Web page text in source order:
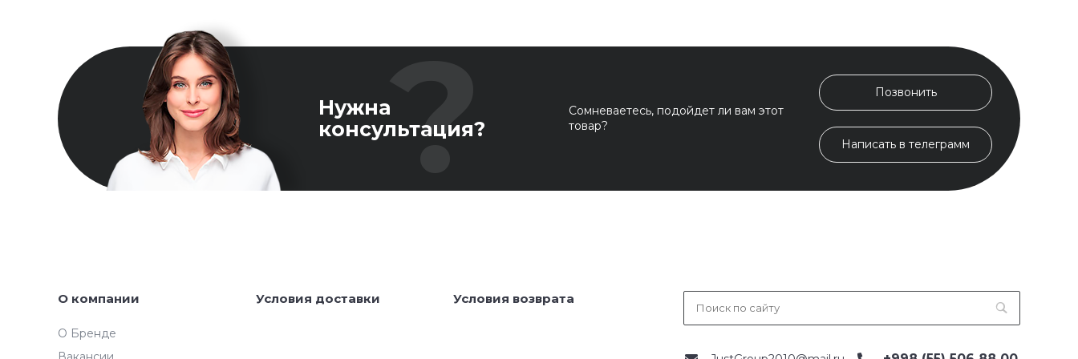
Нужна
консультация?
Сомневаетесь, подойдет ли вам этот
товар?
Позвонить
Написать в телеграмм
О компании
О Бренде
Условия доставки Условия возврата